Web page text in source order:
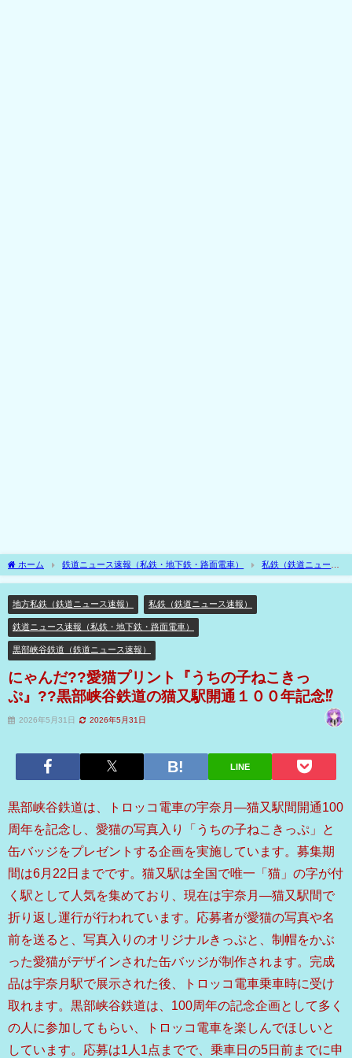
ホーム 鉄道ニュース速報（私鉄・地下鉄・路面電車）
私鉄（鉄道ニュース
速報）
地方私鉄（鉄道ニュース速報）
にゃんだ??愛猫プリント『うちの子ね
地方私鉄（鉄道ニュース速報）
私鉄（鉄道ニュース速報）
鉄道ニュース速報（私鉄・地下鉄・路面電車）
黒部峡谷鉄道（鉄道ニュース速報）
にゃんだ??愛猫プリント『うちの子ねこきっ
ぷ』??黒部峡谷鉄道の猫又駅開通１００年記念⁉
2026年5月31日 2026年5月31日
LINE
黒部峡谷鉄道は、トロッコ電車の宇奈月―猫又駅間開通100
周年を記念し、愛猫の写真入り「うちの子ねこきっぷ」と
缶バッジをプレゼントする企画を実施しています。募集期
間は6月22日までです。猫又駅は全国で唯一「猫」の字が付
く駅として人気を集めており、現在は宇奈月―猫又駅間で
折り返し運行が行われています。応募者が愛猫の写真や名
前を送ると、写真入りのオリジナルきっぷと、制帽をかぶ
った愛猫がデザインされた缶バッジが制作されます。完成
品は宇奈月駅で展示された後、トロッコ電車乗車時に受け
取れます。黒部峡谷鉄道は、100周年の記念企画として多く
の人に参加してもらい、トロッコ電車を楽しんでほしいと
しています。応募は1人1点までで、乗車日の5日前までに申